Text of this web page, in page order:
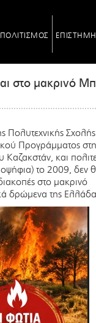
ΠΟΛΙΤΙΣΜΟΣ ΕΠΙΣΤΗΜΗ
στο μακρινό
Προγράμματος
και
το 2009, δεν
στο μακρινό
δρώμενα της